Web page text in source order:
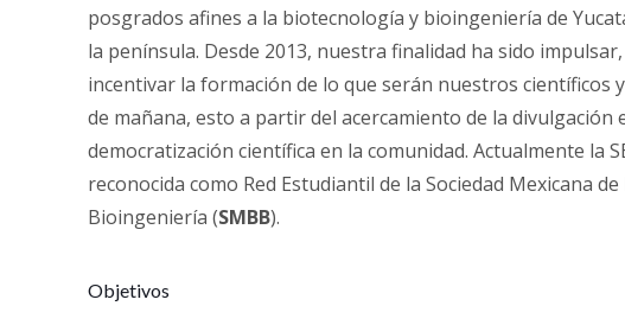
posgrados afines a la biotecnología y bioingeniería de
la península. Desde 2013, nuestra finalidad ha sido
incentivar la formación de lo que serán nuestros científicos
de mañana, esto a partir del acercamiento de la divulgación
democratización científica en la comunidad. Actualmente la
reconocida como Red Estudiantil de la Sociedad Mexicana
Bioingeniería (SMBB).
Objetivos